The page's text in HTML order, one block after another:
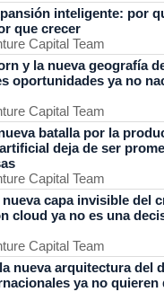
inteligente: por
que crecer
Capital Team
y la nueva geografía
oportunidades ya no
Capital Team
batalla por la
deja de ser
Capital Team
nueva capa invisible del
cloud ya no es una
Capital Team
nueva arquitectura del
ya no quieren